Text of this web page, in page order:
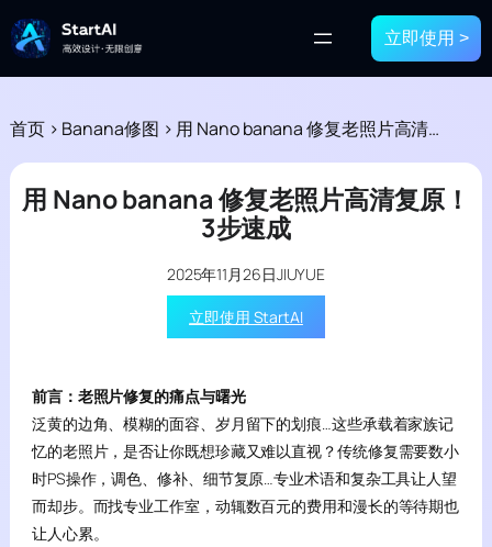
立即使用 >
首页 > Banana修图 > 用 Nano banana 修复老照片高清复原！3步速成
用 Nano banana 修复老照片高清复原！
3步速成
2025年11月26日JIUYUE
立即使用 StartAI
前言：老照片修复的痛点与曙光
泛黄的边角、模糊的面容、岁月留下的划痕…这些承载着家族记
忆的老照片，是否让你既想珍藏又难以直视？传统修复需要数小
时PS操作，调色、修补、细节复原…专业术语和复杂工具让人望
而却步。而找专业工作室，动辄数百元的费用和漫长的等待期也
让人心累。